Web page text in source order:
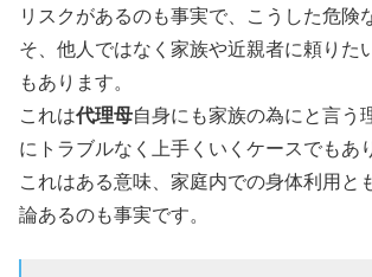
リスクがあるのも事実で、こうした危険
そ、他人ではなく家族や近親者に頼りた
もあります。
これは代理母自身にも家族の為にと言う
にトラブルなく上手くいくケースでもあ
これはある意味、家庭内での身体利用と
論あるのも事実です。